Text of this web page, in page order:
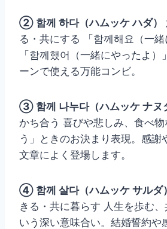
② 함께 하다（ハムッケ ハダ）
る・共にする 「함께해요（一緒
「함께했어（一緒にやったよ
ーンで使える万能コンビ。
③ 함께 나누다（ハムッケ ナヌ
かち合う 喜びや悲しみ、食べ
う」ときのお決まり表現。感謝
文章によく登場します。
④ 함께 살다（ハムッケ サルダ）
きる・共に暮らす 人生を歩む
いう深い意味合い。結婚誓約や